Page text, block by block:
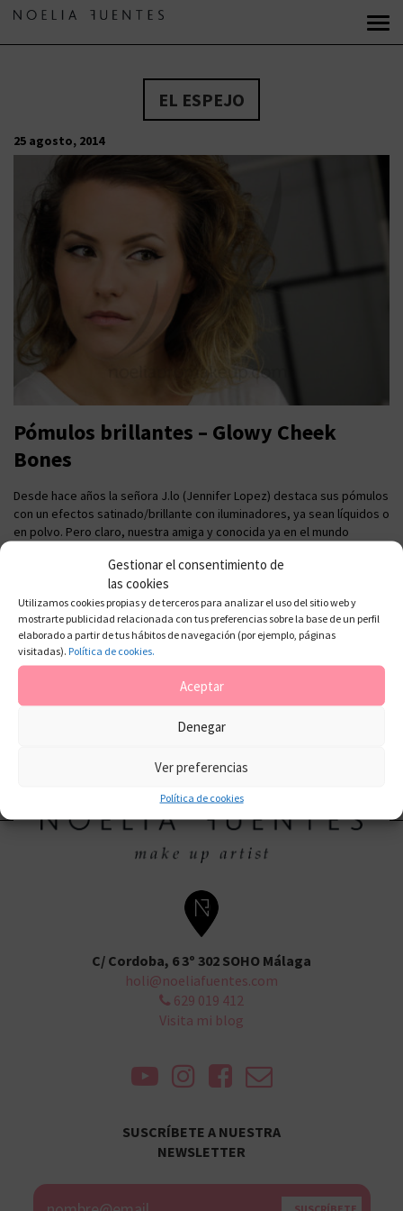
Gestionar el consentimiento de
las cookies
Utilizamos cookies propias y de terceros para analizar el uso del sitio web y
mostrarte publicidad relacionada con tus preferencias sobre la base de un perfil
elaborado a partir de tus hábitos de navegación (por ejemplo, páginas
visitadas). Política de cookies.
Aceptar
Denegar
Ver preferencias
Política de cookies
EL ESPEJO
25 agosto, 2014
Pómulos brillantes – Glowy Cheek
Bones
Desde hace años la señora J.lo (Jennifer Lopez) destaca sus pómulos
con un efectos satinado/brillante con iluminadores, ya sean líquidos o
en polvo. Pero claro, nuestra amiga y conocida ya en el mundo
lleve o se haga desde hace años. Por ejemplo su […]
C/ Cordoba, 6 3º 302 SOHO Málaga
holi@noeliafuentes.com
629 019 412
Visita mi blog
SUSCRÍBETE A NUESTRA
NEWSLETTER
Alternative: